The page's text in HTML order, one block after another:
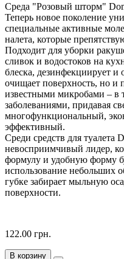
Среда "Розовый шторм"
Теперь новое поколение
специальные активные
налета, которые
Подходит для уборки
сливок и водостоков на
блеска, дезинфекциирует и
очищает поверхность, но и
известными микробами – в
заболеваниями, придавая
многофункциональный,
эффективный.
Среди средств для туалета
невосприимчивый лидер,
формулу и удобную форму
использование небольших
губке забирает мыльную
поверхности.
122.00 грн.
В корзину